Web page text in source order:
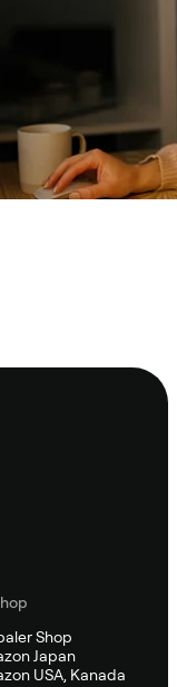
Shop
Japan
USA, Kanada